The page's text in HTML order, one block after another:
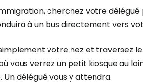
cherchez votre
à un bus directement vers
votre nez et traversez
vous verrez un petit kiosque au
délégué vous y attendra.